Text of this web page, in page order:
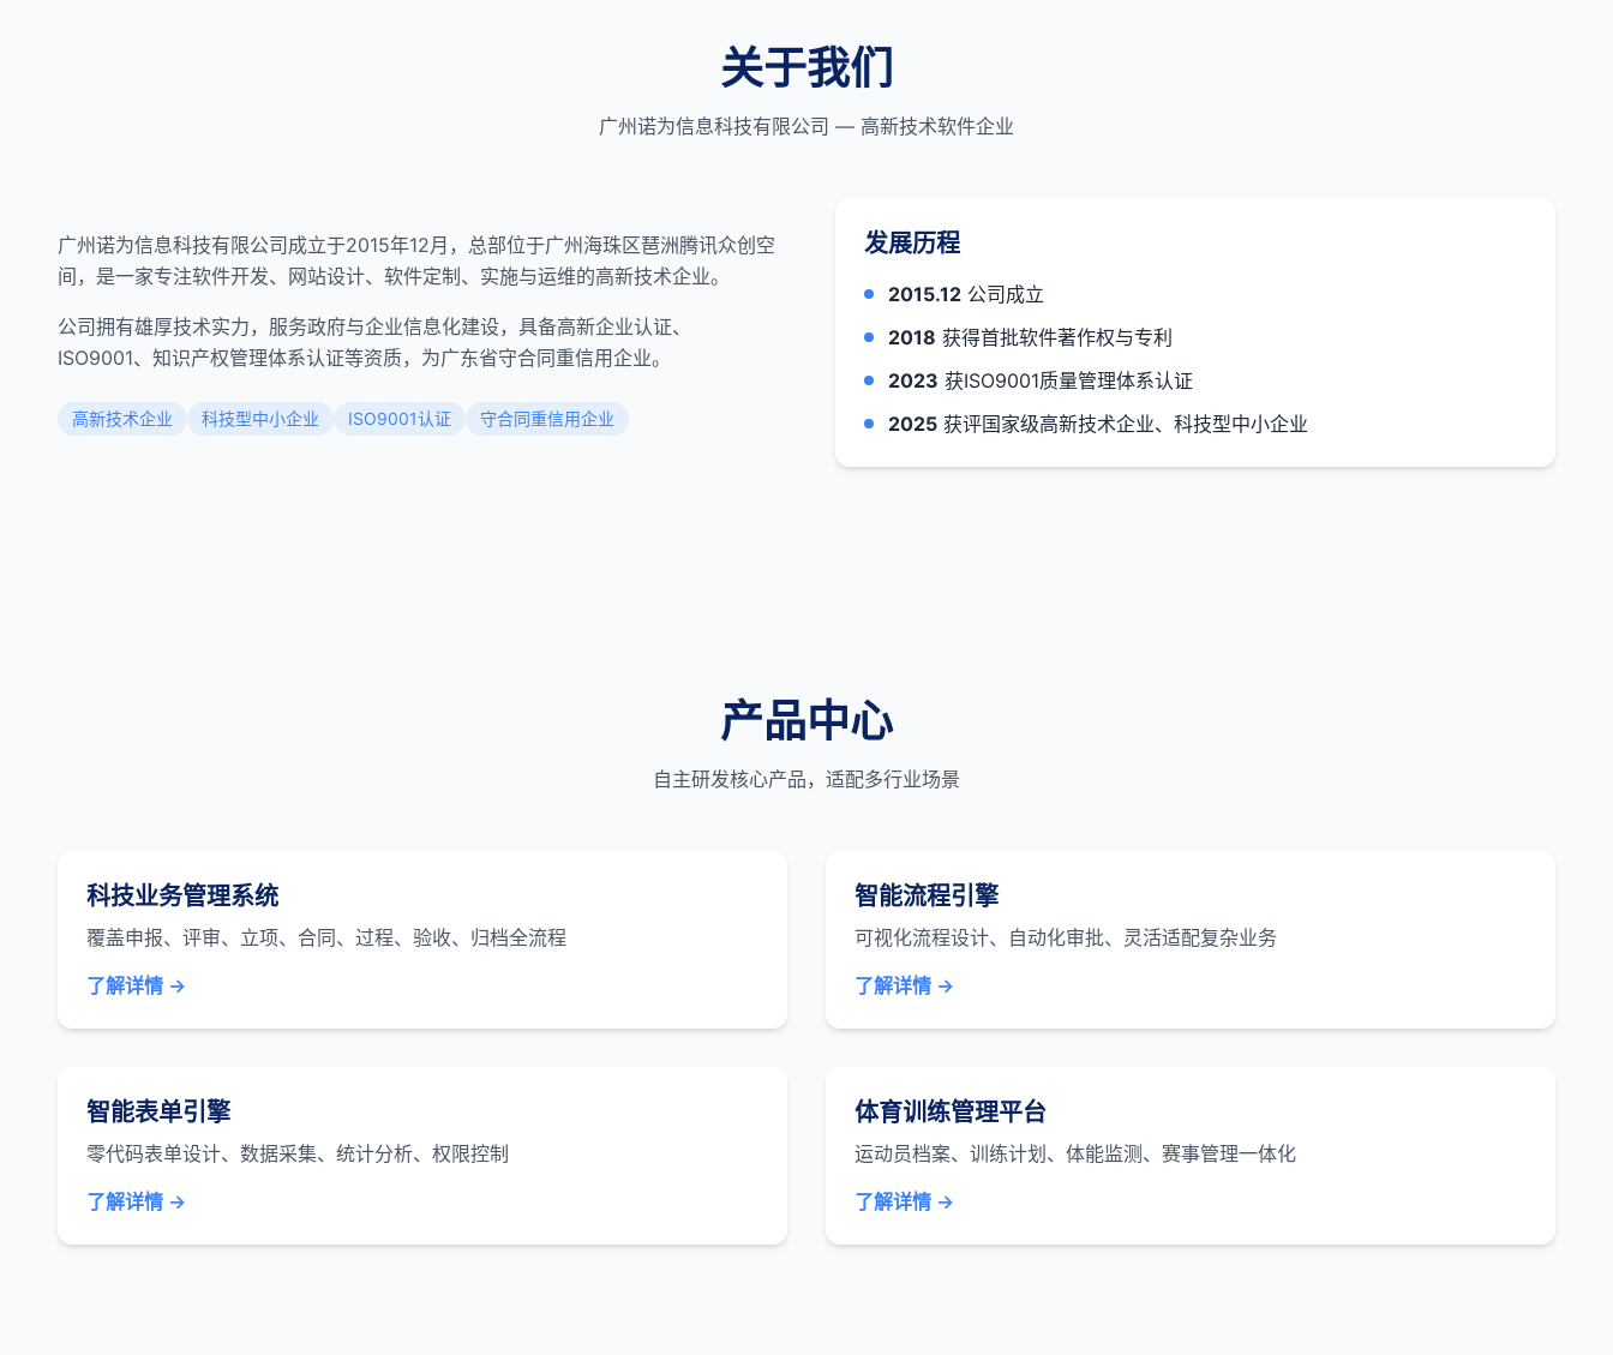
关于我们
广州诺为信息科技有限公司 — 高新技术软件企业
广州诺为信息科技有限公司成立于2015年12月，总部位于广州海珠区琶洲腾讯众创空
间，是一家专注软件开发、网站设计、软件定制、实施与运维的高新技术企业。
公司拥有雄厚技术实力，服务政府与企业信息化建设，具备高新企业认证、
ISO9001、知识产权管理体系认证等资质，为广东省守合同重信用企业。
高新技术企业 科技型中小企业 ISO9001认证 守合同重信用企业
发展历程
2015.12 公司成立
2018 获得首批软件著作权与专利
2023 获ISO9001质量管理体系认证
2025 获评国家级高新技术企业、科技型中小企业
产品中心
自主研发核心产品，适配多行业场景
科技业务管理系统
覆盖申报、评审、立项、合同、过程、验收、归档全流程
了解详情 →
智能流程引擎
可视化流程设计、自动化审批、灵活适配复杂业务
了解详情 →
智能表单引擎
零代码表单设计、数据采集、统计分析、权限控制
了解详情 →
体育训练管理平台
运动员档案、训练计划、体能监测、赛事管理一体化
了解详情 →